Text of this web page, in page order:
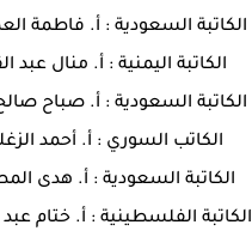
الكاتبة السعودية : أ. فاطمة
الكاتبة اليمنية : أ. منال عبد
الكاتبة السعودية : أ. صباح
الكاتب السوري : أ. أحمد
الكاتبة السعودية : أ. هدى
الكاتبة الفلسطينية : أ. ختام